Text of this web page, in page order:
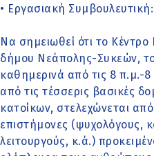
• Εργασιακή
Να σημειωθεί ότι το Κέντρο
δήμου Νεάπολης-Συκεών, το
καθημερινά από τις 8 π.μ.-8
από τις τέσσερις βασικές
κατοίκων, στελεχώνεται
επιστήμονες (ψυχολόγους,
λειτουργούς, κ.ά.)